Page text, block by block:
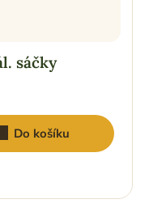
sáčky
Do košíku